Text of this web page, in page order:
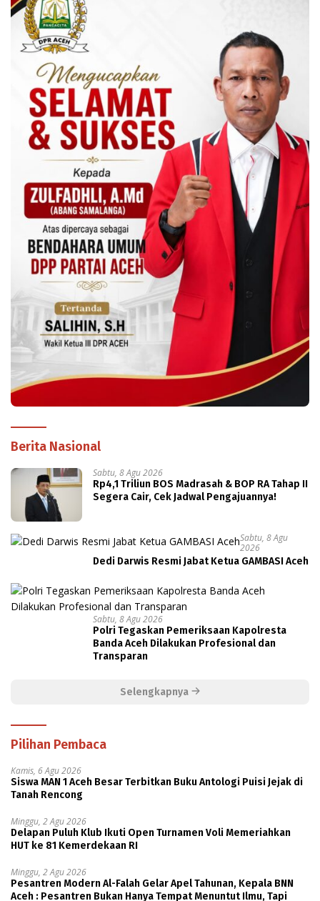
Berita Nasional
Sabtu, 8 Agu 2026
Rp4,1 Triliun BOS Madrasah & BOP RA Tahap II
Segera Cair, Cek Jadwal Pengajuannya!
Sabtu, 8 Agu
2026
Dedi Darwis Resmi Jabat Ketua GAMBASI Aceh
Sabtu, 8 Agu 2026
Polri Tegaskan Pemeriksaan Kapolresta
Banda Aceh Dilakukan Profesional dan
Transparan
Selengkapnya
Pilihan Pembaca
Kamis, 6 Agu 2026
Siswa MAN 1 Aceh Besar Terbitkan Buku Antologi Puisi Jejak di
Tanah Rencong
Minggu, 2 Agu 2026
Delapan Puluh Klub Ikuti Open Turnamen Voli Memeriahkan
HUT ke 81 Kemerdekaan RI
Minggu, 2 Agu 2026
Pesantren Modern Al-Falah Gelar Apel Tahunan, Kepala BNN
Aceh : Pesantren Bukan Hanya Tempat Menuntut Ilmu, Tapi